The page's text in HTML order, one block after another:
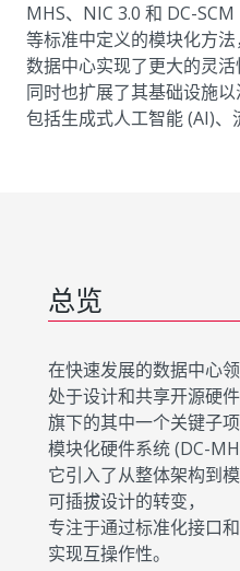
MHS、NIC 3.0 和 DC-SCM
等标准中定义的模块化方法
数据中心实现了更大的灵活
同时也扩展了其基础设施以
包括生成式人工智能 (AI)、
总览
在快速发展的数据中心
处于设计和共享开源硬
旗下的其中一个关键子
模块化硬件系统 (DC-
它引入了从整体架构到模
可插拔设计的转变，
专注于通过标准化接口
实现互操作性。